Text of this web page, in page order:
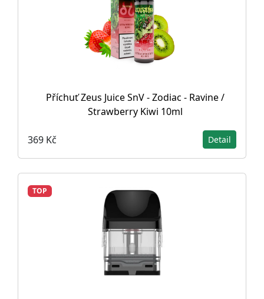
Příchuť Zeus Juice SnV - Zodiac - Ravine /
Strawberry Kiwi 10ml
369 Kč Detail
TOP